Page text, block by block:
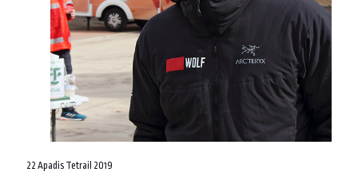
22 Apadis Tetrail 2019